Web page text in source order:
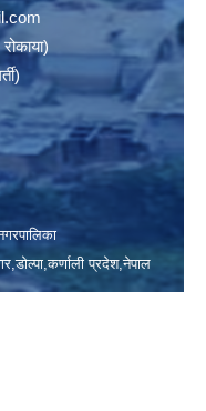
प्रदेश,नेपाल